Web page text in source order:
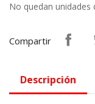
No quedan unidades
Compartir
Descripción